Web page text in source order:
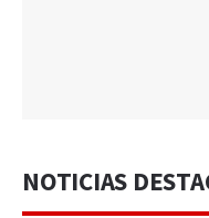
NOTICIAS